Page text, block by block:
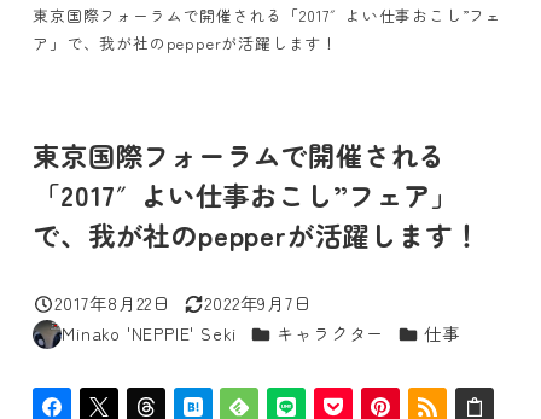
東京国際フォーラムで開催される「2017″よい仕事おこし”フェ
ア」で、我が社のpepperが活躍します！
東京国際フォーラムで開催される
「2017″よい仕事おこし”フェア」
で、我が社のpepperが活躍します！
投稿日
2017年8月22日
更新日
2022年9月7日
著
Minako 'NEPPIE' Seki カテゴリー
キャラクター カテゴリー
仕事